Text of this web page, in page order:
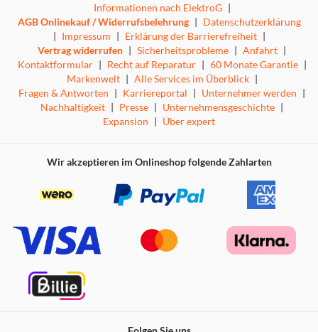
Informationen nach ElektroG |
AGB Onlinekauf / Widerrufsbelehrung | Datenschutzerklärung
| Impressum | Erklärung der Barrierefreiheit |
Vertrag widerrufen | Sicherheitsprobleme | Anfahrt |
Kontaktformular | Recht auf Reparatur | 60 Monate Garantie |
Markenwelt | Alle Services im Überblick |
Fragen & Antworten | Karriereportal | Unternehmer werden |
Nachhaltigkeit | Presse | Unternehmensgeschichte |
Expansion | Über expert
Wir akzeptieren im Onlineshop folgende Zahlarten